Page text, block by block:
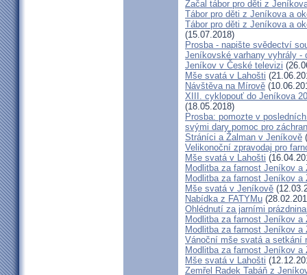
Začal tábor pro děti z
Tábor pro děti z Jeníkova a
Tábor pro děti z Jeníkova a
(15.07.2018)
Prosba - napište svědectví
Jeníkovské varhany vyhrály -
Jeníkov v České televizi
Mše svatá v Lahošti
Návštěva na Mírově
XIII. cyklopouť do Jeníkova
(18.05.2018)
Prosba: pomozte v
svými dary pomoc pro
Stráníci a Žalman v Jeníkově
Velikonoční zpravodaj pro
Mše svatá v Lahošti
Modlitba za farnost Jeníkov a
Modlitba za farnost Jeníkov a
Mše svatá v Jeníkově
Nabídka z FATYMu
Ohlédnutí za jarními
Modlitba za farnost Jeníkov a
Modlitba za farnost Jeníkov a
Vánoční mše svatá a setkání
Modlitba za farnost Jeníkov a
Mše svatá v Lahošti
Zemřel Radek Tabáň z